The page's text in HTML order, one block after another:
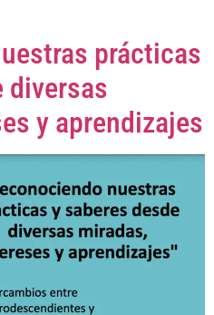
prácticas
diversas
y aprendizajes